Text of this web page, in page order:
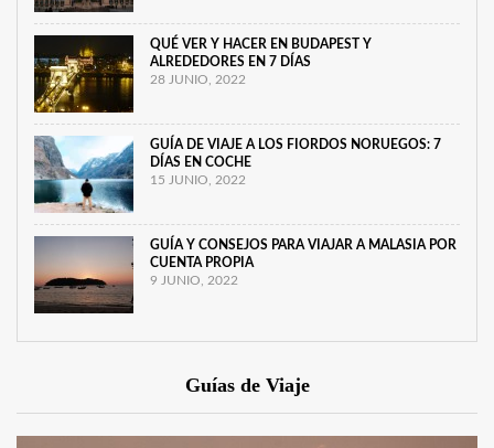
QUÉ VER Y HACER EN BUDAPEST Y
ALREDEDORES EN 7 DÍAS
28 JUNIO, 2022
GUÍA DE VIAJE A LOS FIORDOS NORUEGOS: 7
DÍAS EN COCHE
15 JUNIO, 2022
GUÍA Y CONSEJOS PARA VIAJAR A MALASIA POR
CUENTA PROPIA
9 JUNIO, 2022
Guías de Viaje